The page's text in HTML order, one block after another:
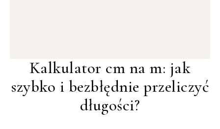
Kalkulator cm na m: jak
szybko i bezbłędnie przeliczyć
długości?